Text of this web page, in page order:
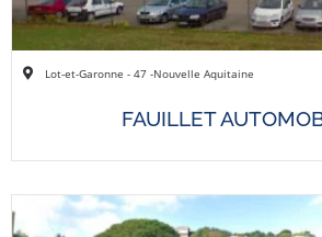
Lot-et-Garonne - 47 -Nouvelle Aquitaine
FAUILLET